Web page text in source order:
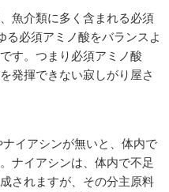
魚介類に多く含まれる必須
る必須アミノ酸をバランスよ
す。つまり必須アミノ酸
発揮できない寂しがり屋さ
ナイアシンが無いと、体内で
ナイアシンは、体内で不足
されますが、その分主原料